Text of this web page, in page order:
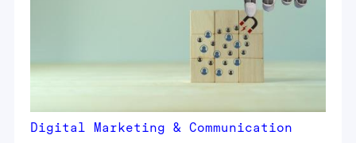
Digital Marketing & Communication